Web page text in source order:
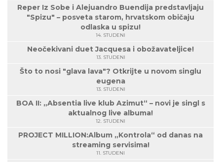
Reper Iz Sobe i Alejuandro Buendija predstavljaju
"Spizu" – posveta starom, hrvatskom običaju
odlaska u spizu!
14. STUDENI
Neočekivani duet Jacquesa i obožavateljice!
13. STUDENI
Što to nosi "glava lava"? Otkrijte u novom singlu
eugena
13. STUDENI
BOA II: „Absentia live klub Azimut“ – novi je singl s
aktualnog live albuma!
12. STUDENI
PROJECT MILLION:Album „Kontrola“ od danas na
streaming servisima!
11. STUDENI